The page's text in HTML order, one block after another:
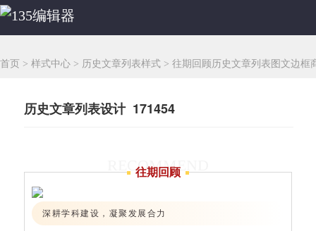
首页 > 样式中心 > 历史文章列表样式 > 往期回顾历史文章列表图文边框
历史文章列表设计 171454
RECOMMEND
往期回顾
深耕学科建设，凝聚发展合力